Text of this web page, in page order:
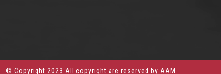
© Copyright 2023 All copyright are reserved by AAM